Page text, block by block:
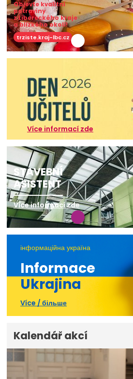
Objevte kvalitní
potraviny
z Libereckého kraje
a blízkého okolí!
trziste.kraj-lbc.cz
Více informací zde
STAVEBNÍ
ASISTENT
Více informací zde
інформаційна україна
Informace
Ukrajina
Více / більше
Kalendář akcí